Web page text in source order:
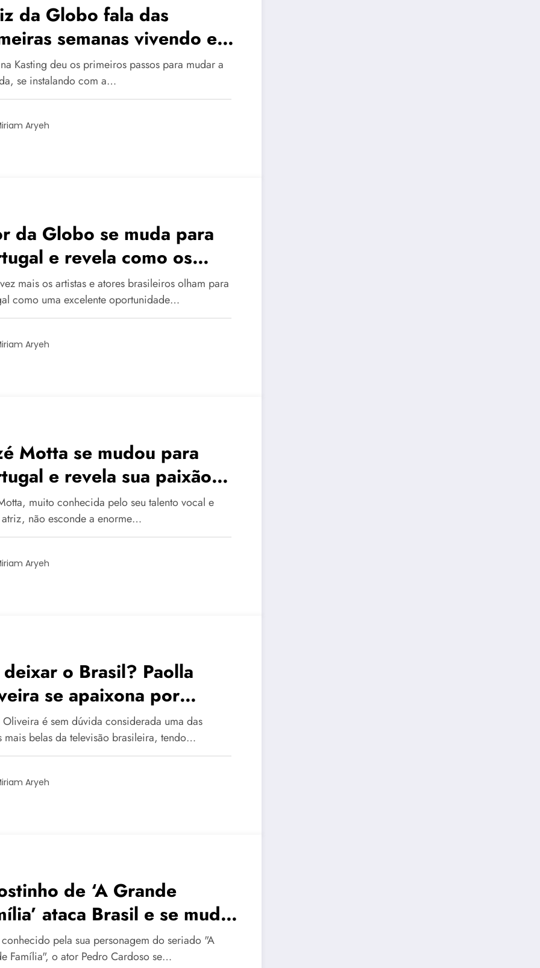
da Globo fala das
semanas vivendo em
‘oportunidade rara’
Kasting deu os primeiros passos para mudar a
se instalando com a…
Aryeh
da Globo se muda para
e revela como os
‘amam’ os
mais os artistas e atores brasileiros olham para
como uma excelente oportunidade…
Aryeh
Motta se mudou para
e revela sua paixão
país: ‘tratada como
muito conhecida pelo seu talento vocal e
não esconde a enorme…
Aryeh
o Brasil? Paolla
se apaixona por
e confessa os motivos
Oliveira é sem dúvida considerada uma das
mais belas da televisão brasileira, tendo…
Aryeh
de ‘A Grande
ataca Brasil e se muda
Portugal: ‘desespero
pela sua personagem do seriado "A
Família", o ator Pedro Cardoso se…